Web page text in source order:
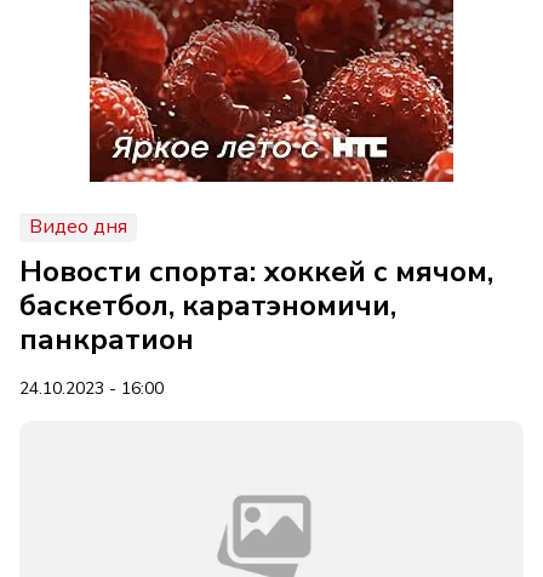
Видео дня
Новости спорта: хоккей с мячом,
баскетбол, каратэномичи,
панкратион
24.10.2023 - 16:00